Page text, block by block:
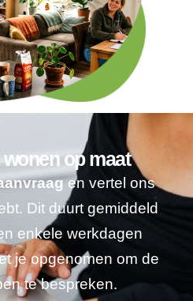
op maat
en vertel ons
Dit duurt gemiddeld
enkele werkdagen
je opgenomen om de
te bespreken.